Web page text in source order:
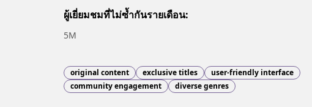
ผู้เยี่ยมชมที่ไม่ซ้ำกันรายเดือน:
5M
original content exclusive titles
user-friendly interface
community engagement
diverse genres